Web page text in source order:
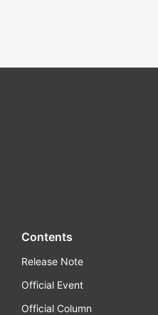
Contents
Release Note
Official Event
Official Column